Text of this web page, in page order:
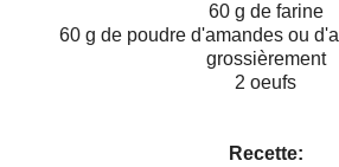
60 g de farine
60 g de poudre d'amandes ou
grossièrement
2 oeufs
Recette: